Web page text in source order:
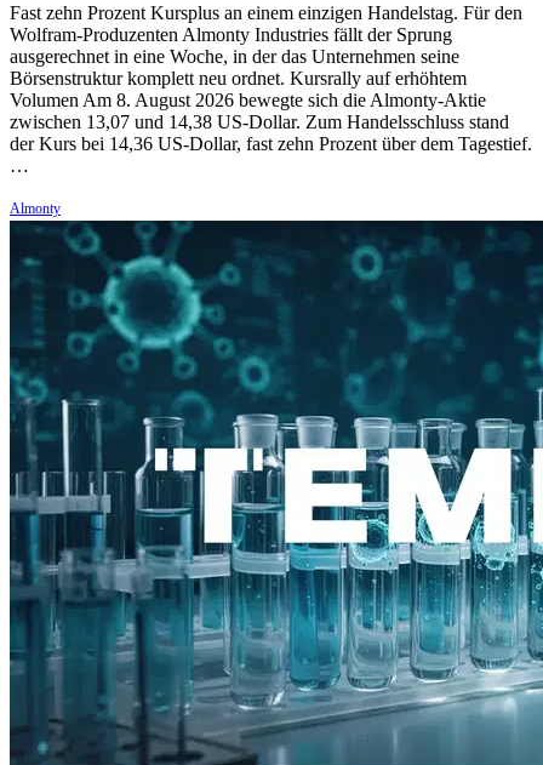
Fast zehn Prozent Kursplus an einem einzigen Handelstag. Für den
Wolfram-Produzenten Almonty Industries fällt der Sprung
ausgerechnet in eine Woche, in der das Unternehmen seine
Börsenstruktur komplett neu ordnet. Kursrally auf erhöhtem
Volumen Am 8. August 2026 bewegte sich die Almonty-Aktie
zwischen 13,07 und 14,38 US-Dollar. Zum Handelsschluss stand
der Kurs bei 14,36 US-Dollar, fast zehn Prozent über dem Tagestief.
…
Almonty